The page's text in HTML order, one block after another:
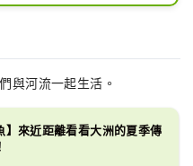
、知長庵三座建築皆是
的優雅和諧。每個季節
面貌。
忘的「茶精神」和「日
在於庭園內和臥龍山莊
與河流一起生活。
】來近距離看看大洲的夏季傳